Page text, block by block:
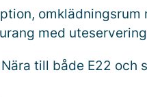
med
till både E22 och